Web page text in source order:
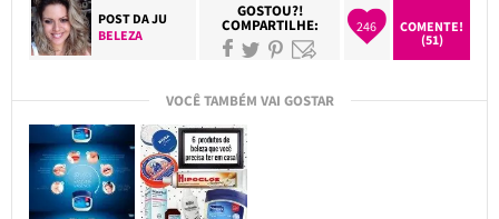
POST DAJU
BELEZA
GOSTOU?!
COMPARTILHE: 246
COMENTE!
(51)
VOCÊ TAMBÉM VAI GOSTAR